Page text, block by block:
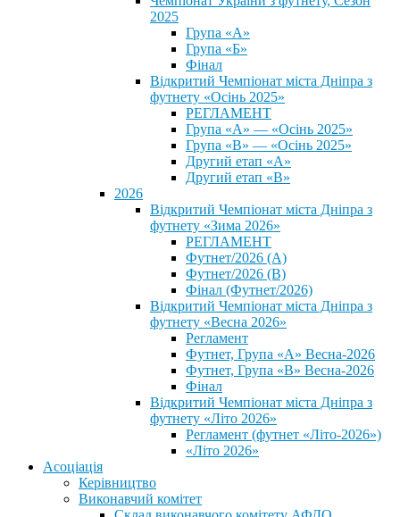
2025
Група «А»
Група «Б»
Фінал
Відкритий Чемпіонат міста Дніпра з
футнету «Осінь 2025»
РЕГЛАМЕНТ
Група «А» — «Осінь 2025»
Група «В» — «Осінь 2025»
Другий етап «А»
Другий етап «В»
2026
Відкритий Чемпіонат міста Дніпра з
футнету «Зима 2026»
РЕГЛАМЕНТ
Футнет/2026 (А)
Футнет/2026 (В)
Фінал (Футнет/2026)
Відкритий Чемпіонат міста Дніпра з
футнету «Весна 2026»
Регламент
Футнет, Група «А» Весна-2026
Футнет, Група «В» Весна-2026
Фінал
Відкритий Чемпіонат міста Дніпра з
футнету «Літо 2026»
Регламент (футнет «Літо-2026»)
«Літо 2026»
Асоціація
Керівництво
Виконавчий комітет